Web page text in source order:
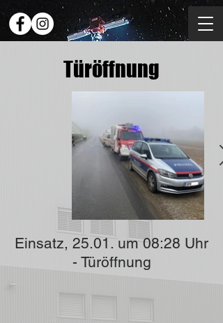
Türöffnung
Einsatz, 25.01. um 08:28 Uhr
- Türöffnung